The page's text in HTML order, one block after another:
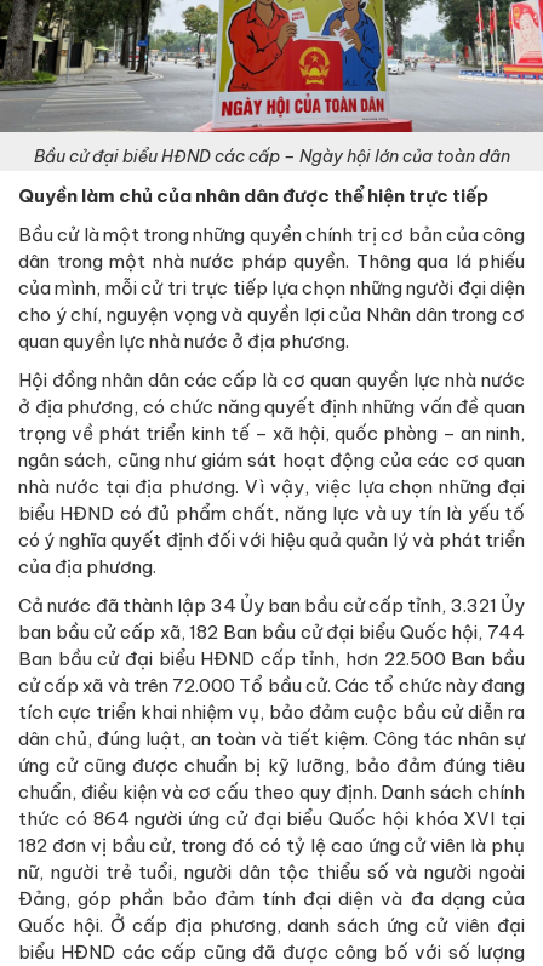
Bầu cử đại biểu HĐND các cấp – Ngày hội lớn của toàn dân
Quyền làm chủ của nhân dân được thể hiện trực tiếp
Bầu cử là một trong những quyền chính trị cơ bản của công
dân trong một nhà nước pháp quyền. Thông qua lá phiếu
của mình, mỗi cử tri trực tiếp lựa chọn những người đại diện
cho ý chí, nguyện vọng và quyền lợi của Nhân dân trong cơ
quan quyền lực nhà nước ở địa phương.
Hội đồng nhân dân các cấp là cơ quan quyền lực nhà nước
ở địa phương, có chức năng quyết định những vấn đề quan
trọng về phát triển kinh tế – xã hội, quốc phòng – an ninh,
ngân sách, cũng như giám sát hoạt động của các cơ quan
nhà nước tại địa phương. Vì vậy, việc lựa chọn những đại
biểu HĐND có đủ phẩm chất, năng lực và uy tín là yếu tố
có ý nghĩa quyết định đối với hiệu quả quản lý và phát triển
của địa phương.
Cả nước đã thành lập 34 Ủy ban bầu cử cấp tỉnh, 3.321 Ủy
ban bầu cử cấp xã, 182 Ban bầu cử đại biểu Quốc hội, 744
Ban bầu cử đại biểu HĐND cấp tỉnh, hơn 22.500 Ban bầu
cử cấp xã và trên 72.000 Tổ bầu cử. Các tổ chức này đang
tích cực triển khai nhiệm vụ, bảo đảm cuộc bầu cử diễn ra
dân chủ, đúng luật, an toàn và tiết kiệm. Công tác nhân sự
ứng cử cũng được chuẩn bị kỹ lưỡng, bảo đảm đúng tiêu
chuẩn, điều kiện và cơ cấu theo quy định. Danh sách chính
thức có 864 người ứng cử đại biểu Quốc hội khóa XVI tại
182 đơn vị bầu cử, trong đó có tỷ lệ cao ứng cử viên là phụ
nữ, người trẻ tuổi, người dân tộc thiểu số và người ngoài
Đảng, góp phần bảo đảm tính đại diện và đa dạng của
Quốc hội. Ở cấp địa phương, danh sách ứng cử viên đại
biểu HĐND các cấp cũng đã được công bố với số lượng